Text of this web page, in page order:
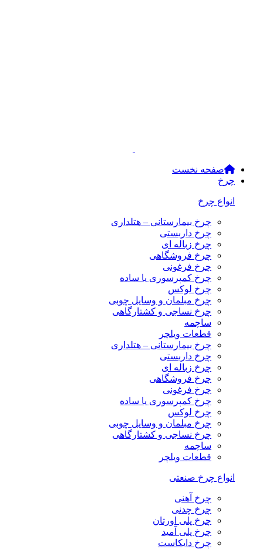
صفحه نخست
چرخ
انواع چرخ
چرخ بیمارستانی – هتلداری
چرخ داربستی
چرخ زباله ای
چرخ فروشگاهی
چرخ فرغونی
چرخ کمپرسوری یا ساده
چرخ لوکس
چرخ مبلمان و وسایل چوبی
چرخ نساجی و کشتارگاهی
ساچمه
قطعات ویلچر
چرخ بیمارستانی – هتلداری
چرخ داربستی
چرخ زباله ای
چرخ فروشگاهی
چرخ فرغونی
چرخ کمپرسوری یا ساده
چرخ لوکس
چرخ مبلمان و وسایل چوبی
چرخ نساجی و کشتارگاهی
ساچمه
قطعات ویلچر
انواع چرخ صنعتی
چرخ آهنی
چرخ چدنی
چرخ پلی اورتان
چرخ پلی آمید
چرخ دایکاست